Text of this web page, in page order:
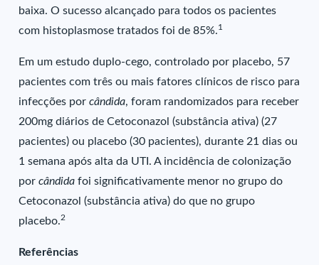
baixa. O sucesso alcançado para todos os pacientes
com histoplasmose tratados foi de 85%.1
Em um estudo duplo-cego, controlado por placebo, 57
pacientes com três ou mais fatores clínicos de risco para
infecções porcândida, foram randomizados para receber
200mg diários de Cetoconazol (substância ativa) (27
pacientes) ou placebo (30 pacientes), durante 21 dias ou
1 semana após alta da UTI. A incidência de colonização
porcândidafoi significativamente menor no grupo do
Cetoconazol (substância ativa) do que no grupo
placebo.2
Referências